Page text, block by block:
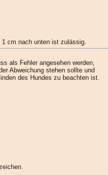
cm nach unten ist zulässig.
als Fehler angesehen werden,
Abweichung stehen sollte und
des Hundes zu beachten ist.